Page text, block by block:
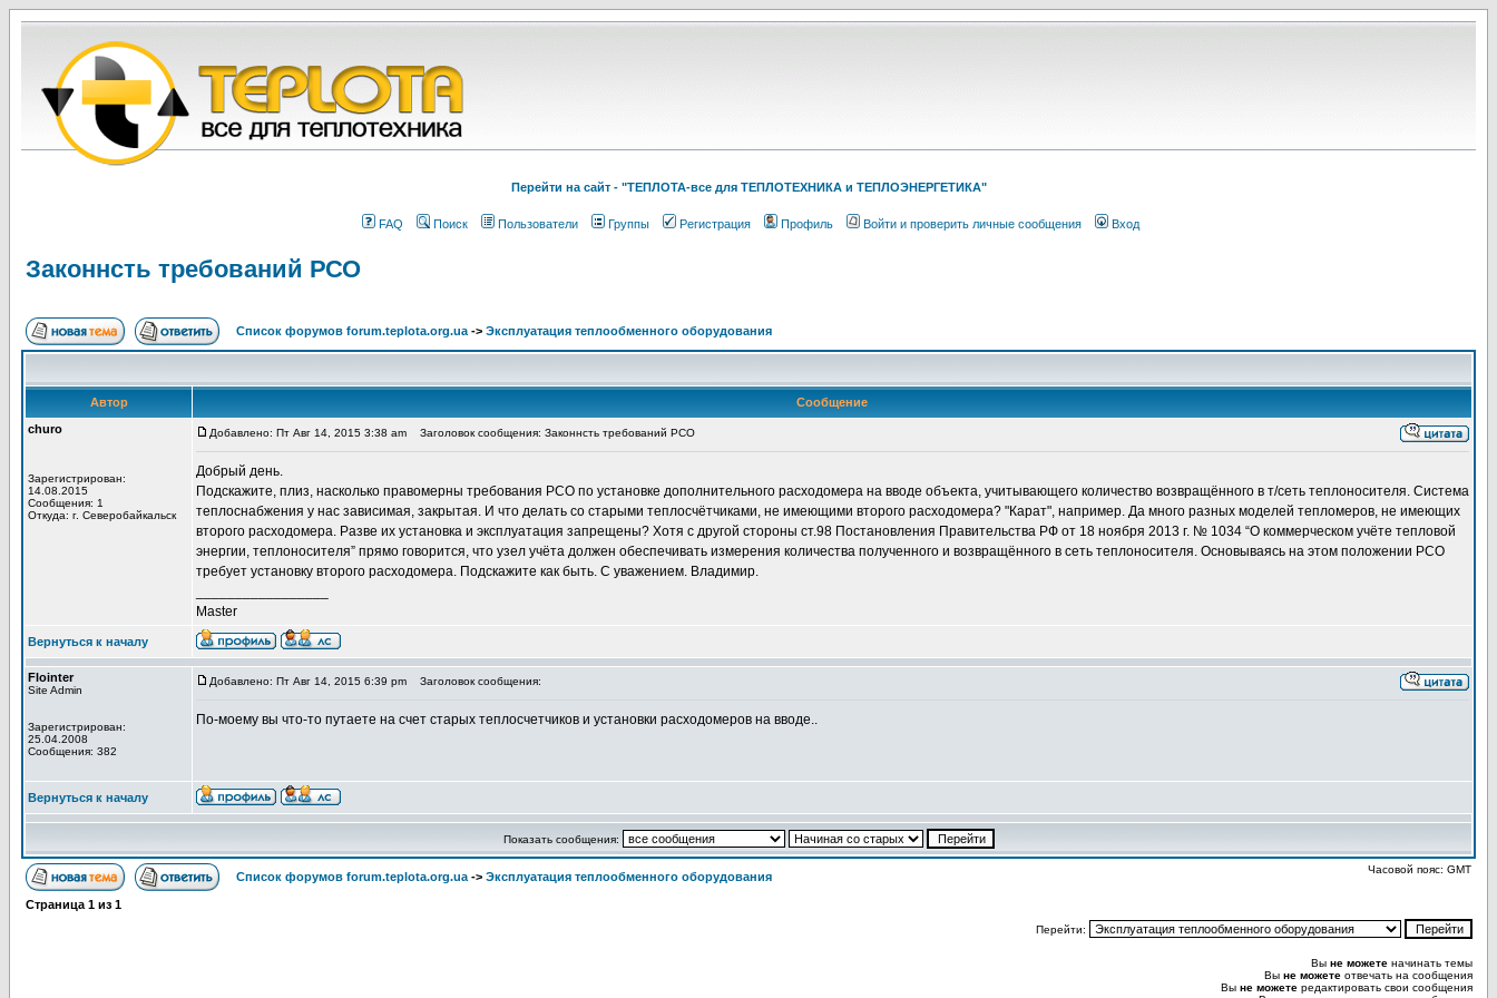
Перейти на cайт - "ТЕПЛОТА-все для ТЕПЛОТЕХНИКА и ТЕПЛОЭНЕРГЕТИКА"
FAQ Поиск Пользователи Группы Регистрация Профиль Войти и проверить личные сообщения Вход
Законнсть требований РСО
Список форумов forum.teplota.org.ua -> Эксплуатация теплообменного оборудования
Автор
Сообщение
churo
Зарегистрирован:
14.08.2015
Сообщения: 1
Откуда: г. Северобайкальск
Добавлено: Пт Авг 14, 2015 3:38 am Заголовок сообщения: Законнсть требований РСО
Добрый день.
Подскажите, плиз, насколько правомерны требования РСО по установке дополнительного расходомера на вводе объекта, учитывающего количество возвращённого в т/сеть теплоносителя. Система
теплоснабжения у нас зависимая, закрытая. И что делать со старыми теплосчётчиками, не имеющими второго расходомера? "Карат", например. Да много разных моделей тепломеров, не имеющих
второго расходомера. Разве их установка и эксплуатация запрещены? Хотя с другой стороны ст.98 Постановления Правительства РФ от 18 ноября 2013 г. № 1034 “О коммерческом учёте тепловой
энергии, теплоносителя” прямо говорится, что узел учёта должен обеспечивать измерения количества полученного и возвращённого в сеть теплоносителя. Основываясь на этом положении РСО
требует установку второго расходомера. Подскажите как быть. С уважением. Владимир.
Master
Вернуться к началу
Flointer
Site Admin
Зарегистрирован:
25.04.2008
Сообщения: 382
Добавлено: Пт Авг 14, 2015 6:39 pm Заголовок сообщения:
По-моему вы что-то путаете на счет старых теплосчетчиков и установки расходомеров на вводе..
Вернуться к началу
Показать сообщения:
Список форумов forum.teplota.org.ua -> Эксплуатация теплообменного оборудования
Часовой пояс: GMT
Страница 1 из 1
Перейти:
Вы не можете начинать темы
Вы не можете отвечать на сообщения
Вы не можете редактировать свои сообщения